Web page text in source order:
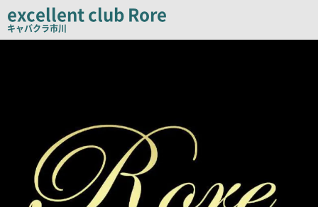
ー
excellent club Rore
キャバクラ市川
店